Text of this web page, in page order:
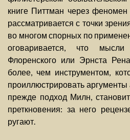
книге Питтман через
рассматривается с точки
во многом спорных по
оговаривается, что
Флоренского или Эрнста
более, чем инструментом,
проиллюстрировать аргументы
прежде подход Милн,
преткновения: за него
ругают.